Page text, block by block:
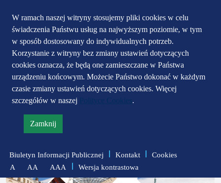
W ramach naszej witryny stosujemy pliki cookies w celu
świadczenia Państwu usług na najwyższym poziomie, w tym
w sposób dostosowany do indywidualnych potrzeb.
Korzystanie z witryny bez zmiany ustawień dotyczących
cookies oznacza, że będą one zamieszczane w Państwa
urządzeniu końcowym. Możecie Państwo dokonać w każdym
czasie zmiany ustawień dotyczących cookies. Więcej
szczegółów w naszej
.
Zamknij
informację
polityce
prywatności
Przejdź do głównego
menu
Przejdź do treści
Przejdź do mapy
serwisu
Biuletyn Informacji Publicznej Kontakt
Cookies
A
zmniejsz
AA
zresetuj
AAA
zwiększ
Wersja kontrastowa